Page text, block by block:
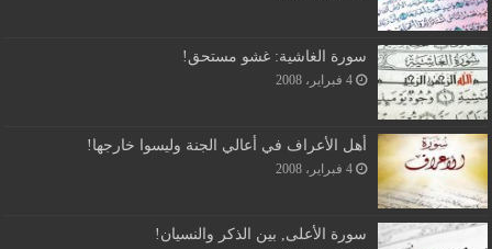
سورة الغاشية: غشو مستحق!
4 فبراير، 2008
أهل الأعراف في أعالي الجنة وليسوا خارجها!
4 فبراير، 2008
سورة الأعلى, بين الذكر والنسيان!